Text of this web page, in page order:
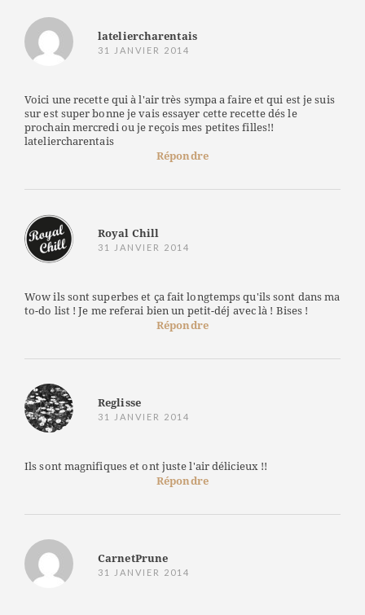
lateliercharentais
31 JANVIER 2014
Voici une recette qui à l'air très sympa a faire et qui est je suis
sur est super bonne je vais essayer cette recette dés le
prochain mercredi ou je reçois mes petites filles!!
lateliercharentais
Répondre
Royal Chill
31 JANVIER 2014
Wow ils sont superbes et ça fait longtemps qu'ils sont dans ma
to-do list ! Je me referai bien un petit-déj avec là ! Bises !
Répondre
Reglisse
31 JANVIER 2014
Ils sont magnifiques et ont juste l'air délicieux !!
Répondre
CarnetPrune
31 JANVIER 2014